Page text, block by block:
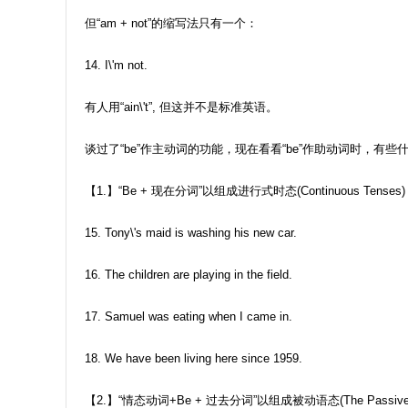
但“am + not”的缩写法只有一个：
14. I\'m not.
有人用“ain\'t”, 但这并不是标准英语。
谈过了“be”作主动词的功能，现在看看“be”作助动词时，有些
【1.】“Be + 现在分词”以组成进行式时态(Continuous Tenses)
15. Tony\'s maid is washing his new car.
16. The children are playing in the field.
17. Samuel was eating when I came in.
18. We have been living here since 1959.
【2.】“情态动词+Be + 过去分词”以组成被动语态(The